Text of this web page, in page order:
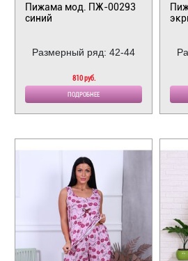
Пижама мод. ПЖ-00293
синий
Размерный ряд: 42-44
810 руб.
ПОДРОБНЕЕ